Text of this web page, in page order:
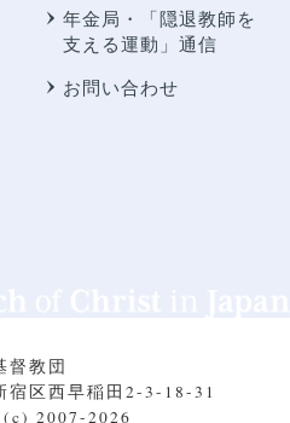
年金局・
「隠退教師を
支える運動」通信
お問い合わせ
督教団
宿区西早稲田2-3-18-31
2007-2026